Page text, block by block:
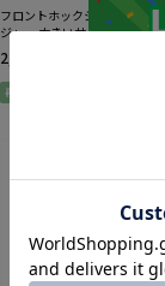
フロントホックシームレスブラ
ジャー 大きいサイズ レディー
2,389円
再入荷